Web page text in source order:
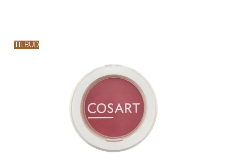
TILBUD